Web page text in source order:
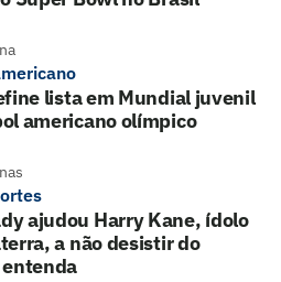
lista em Mundial juvenil
americano olímpico
ajudou Harry Kane, ídolo
a não desistir do